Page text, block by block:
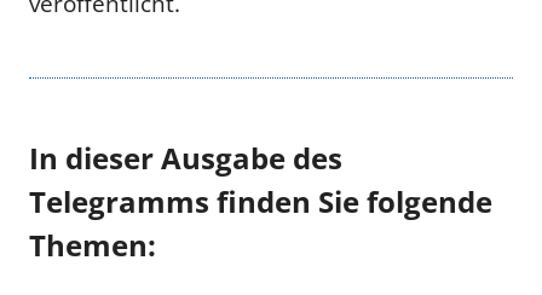
In dieser Ausgabe des
Telegramms finden Sie folgende
Themen: